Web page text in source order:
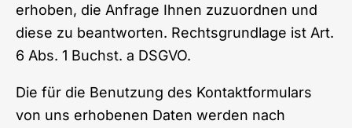
erhoben, die Anfrage Ihnen zuzuordnen und
diese zu beantworten. Rechtsgrundlage ist Art.
6 Abs. 1 Buchst. a DSGVO.
Die für die Benutzung des Kontaktformulars
von uns erhobenen Daten werden nach